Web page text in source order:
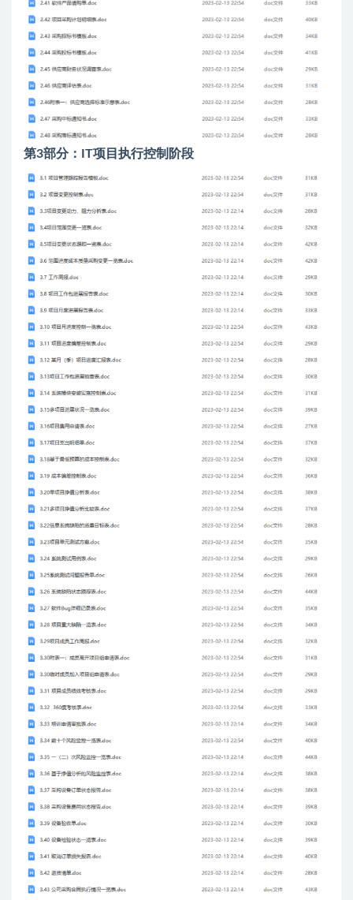
第3部分：IT项目执行控制阶段